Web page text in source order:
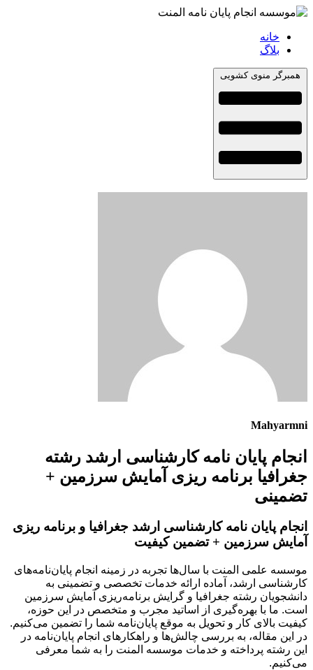
خانه
بلاگ
همبرگر منوی کشویی
Mahyarmni
انجام پایان نامه کارشناسی ارشد رشته
جغرافیا برنامه ریزی آمایش سرزمین +
تضمینی
انجام پایان نامه کارشناسی ارشد جغرافیا و برنامه ریزی
آمایش سرزمین + تضمین کیفیت
موسسه علمی المنت با سال‌ها تجربه در زمینه انجام پایان‌نامه‌های
کارشناسی ارشد، آماده ارائه خدمات تخصصی و تضمینی به
دانشجویان رشته جغرافیا و گرایش برنامه‌ریزی آمایش سرزمین
است. ما با بهره‌گیری از اساتید مجرب و متخصص در این حوزه،
کیفیت بالای کار و تحویل به موقع پایان‌نامه شما را تضمین می‌کنیم.
در این مقاله، به بررسی چالش‌ها و راهکارهای انجام پایان‌نامه در
این رشته پرداخته و خدمات موسسه المنت را به شما معرفی
می‌کنیم.